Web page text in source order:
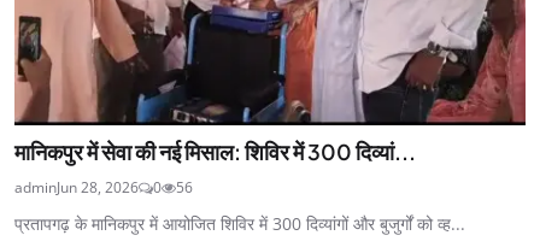
मानिकपुर में सेवा की नई मिसाल: शिविर में 300 दिव्यां...
adminJun 28, 2026 0 56
प्रतापगढ़ के मानिकपुर में आयोजित शिविर में 300 दिव्यांगों और बुजुर्गों को व्ह...